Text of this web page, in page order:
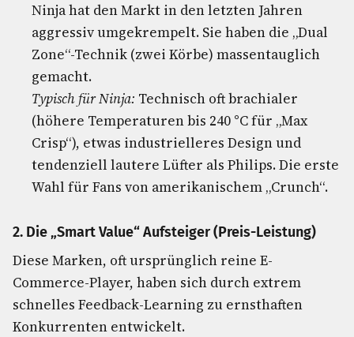
Ninja hat den Markt in den letzten Jahren
aggressiv umgekrempelt. Sie haben die „Dual
Zone“-Technik (zwei Körbe) massentauglich
gemacht.
Typisch für Ninja: Technisch oft brachialer
(höhere Temperaturen bis 240 °C für „Max
Crisp“), etwas industrielleres Design und
tendenziell lautere Lüfter als Philips. Die erste
Wahl für Fans von amerikanischem „Crunch“.
2. Die „Smart Value“ Aufsteiger (Preis-Leistung)
Diese Marken, oft ursprünglich reine E-
Commerce-Player, haben sich durch extrem
schnelles Feedback-Learning zu ernsthaften
Konkurrenten entwickelt.